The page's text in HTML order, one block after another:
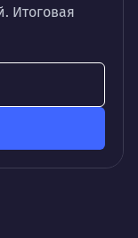
Итоговая